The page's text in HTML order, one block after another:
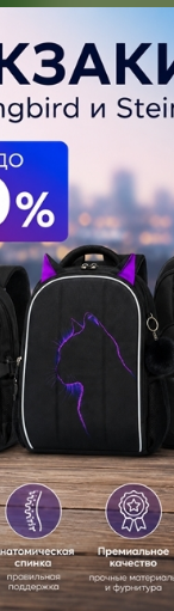
с 24-ok
место для
случайных